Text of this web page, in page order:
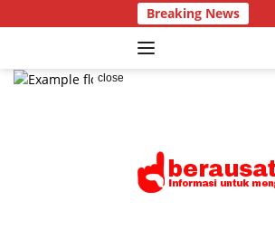
to
Breaking News
close